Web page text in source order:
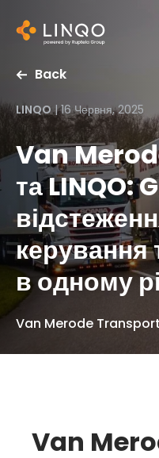
Back
LINQO | 16 Червня, 2025
Van
та LINQO:
в одному
Van Merode Transport
Van